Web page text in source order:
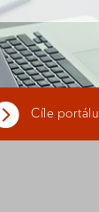
Cíle